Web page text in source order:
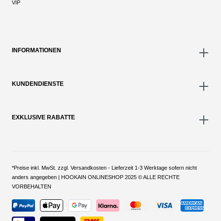
VIP
INFORMATIONEN
KUNDENDIENSTE
EXKLUSIVE RABATTE
*Preise inkl. MwSt. zzgl. Versandkosten - Lieferzeit 1-3 Werktage sofern nicht
anders angegeben | HOOKAIN ONLINESHOP 2025 © ALLE RECHTE
VORBEHALTEN